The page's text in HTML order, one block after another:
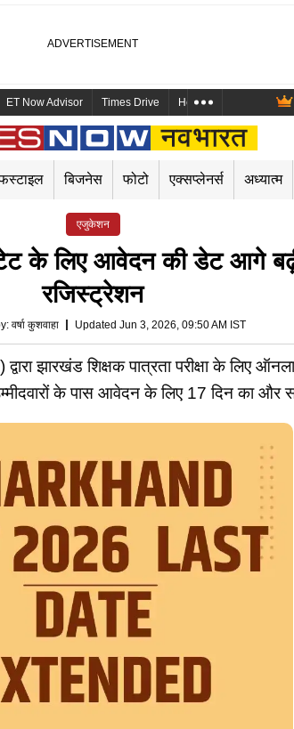
ET Now Advisor Times Drive Health and Me
बिजनेस फोटो एक्सप्लेनर्स अध्यात्म
एजुकेशन
लिए आवेदन की डेट आगे
रजिस्ट्रेशन
: वर्षा कुशवाहा Updated Jun 3, 2026, 09:50 AM IST
झारखंड शिक्षक पात्रता परीक्षा के लिए
के पास आवेदन के लिए 17 दिन का और